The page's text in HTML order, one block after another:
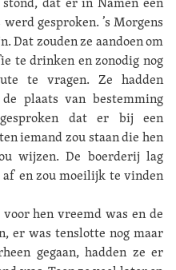
gesproken. ’s Morgens
Dat zouden ze aandoen om
te drinken en zonodig nog
te vragen. Ze hadden
plaats van bestemming
dat er bij een
iemand zou staan die hen
wijzen. De boerderij lag
en zou moeilijk te vinden
hen vreemd was en de
er was tenslotte nog maar
gegaan, hadden ze er